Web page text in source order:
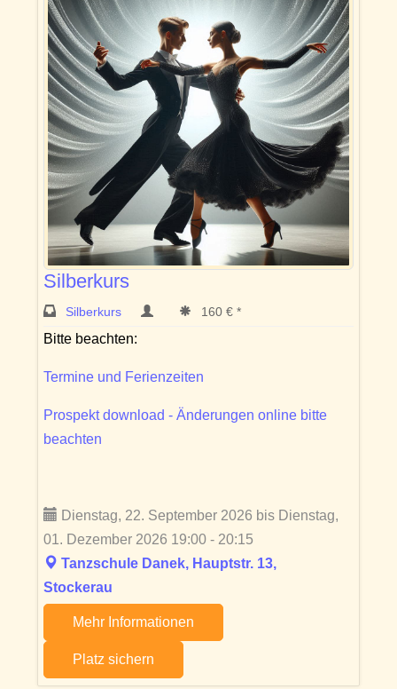
Silberkurs
Silberkurs 160 € *
Bitte beachten:
Termine und Ferienzeiten
Prospekt download - Änderungen online bitte
beachten
Dienstag, 22. September 2026 bis Dienstag,
01. Dezember 2026 19:00 - 20:15
Tanzschule Danek, Hauptstr. 13,
Stockerau
Mehr Informationen
Platz sichern